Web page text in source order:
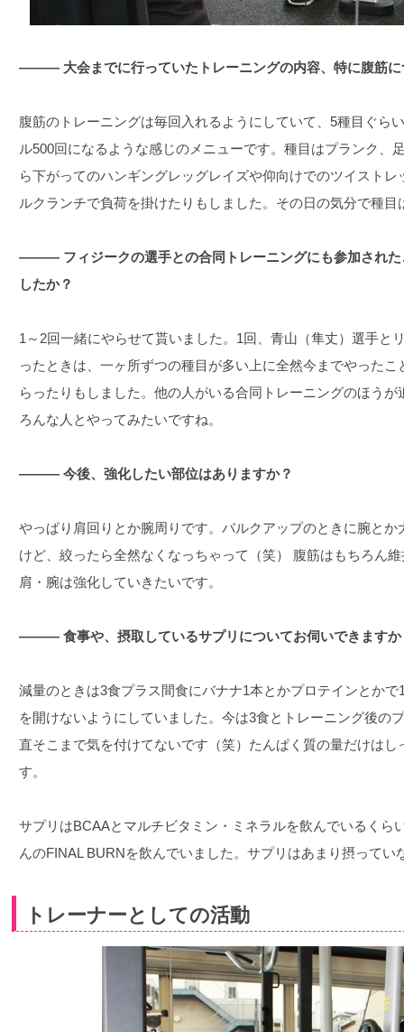
――― 大会までに行っていたトレーニングの内容、特に腹筋に
腹筋のトレーニングは毎回入れるようにしていて、5種目ぐら
ル500回になるような感じのメニューです。種目はプランク、
ら下がってのハンギングレッグレイズや仰向けでのツイスト
ルクランチで負荷を掛けたりもしました。その日の気分で種
――― フィジークの選手との合同トレーニングにも参加された
したか？
1～2回一緒にやらせて貰いました。1回、青山（隼丈）選手と
ったときは、一ヶ所ずつの種目が多い上に全然今までやった
らったりもしました。他の人がいる合同トレーニングのほう
ろんな人とやってみたいですね。
――― 今後、強化したい部位はありますか？
やっぱり肩回りとか腕周りです。バルクアップのときに腕と
けど、絞ったら全然なくなっちゃって（笑） 腹筋はもちろん
肩・腕は強化していきたいです。
――― 食事や、摂取しているサプリについてお伺いできますか
減量のときは3食プラス間食にバナナ1本とかプロテインとか
を開けないようにしていました。今は3食とトレーニング後の
直そこまで気を付けてないです（笑）たんぱく質の量だけは
す。
サプリはBCAAとマルチビタミン・ミネラルを飲んでいるくら
んのFINAL BURNを飲んでいました。サプリはあまり摂ってい
トレーナーとしての活動